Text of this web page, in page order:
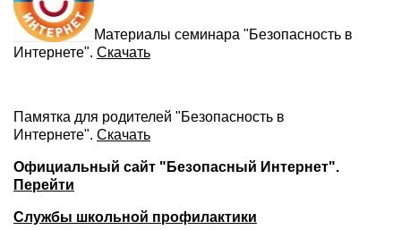
Материалы семинара "Безопасность в
Интернете". Скачать
Памятка для родителей "Безопасность в
Интернете". Скачать
Официальный сайт "Безопасный Интернет".
Перейти
Службы школьной профилактики